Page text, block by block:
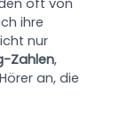
ihre
nur
Zahlen,
an, die